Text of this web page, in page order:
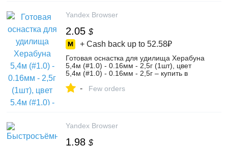
Yandex Browser
2.05 $
+ Cash back up to 52.58₽
Готовая оснастка для удилища Херабуна
5,4м (#1.0) - 0.16мм - 2,5г (1шт), цвет
5,4м (#1.0) - 0.16мм - 2,5г – купить в
Яндекс Маркете, 5828726690
- Few orders
Yandex Browser
1.98 $